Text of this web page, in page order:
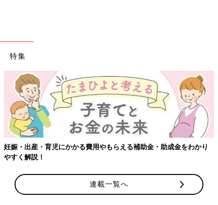
特集
妊娠・出産・育児にかかる費用やもらえる補助金・助成金をわかり
やすく解説！
連載一覧へ